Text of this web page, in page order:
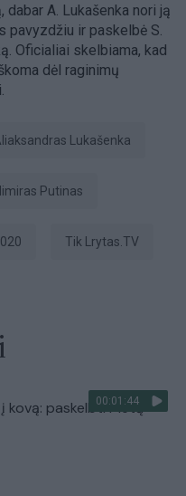
dabar A. Lukašenka nori ją
pavyzdžiu ir paskelbė S.
Oficialiai skelbiama, kad
dėl raginimų
Aliaksandras Lukašenka
Putinas
tik Lrytas.TV
00:01:44
kovą: paskelbti Metų